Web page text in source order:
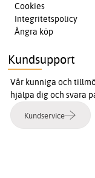
Cookies
Integritetspolicy
Ångra köp
Kundsupport
Vår kunniga och
hjälpa dig och svara
Kundservice